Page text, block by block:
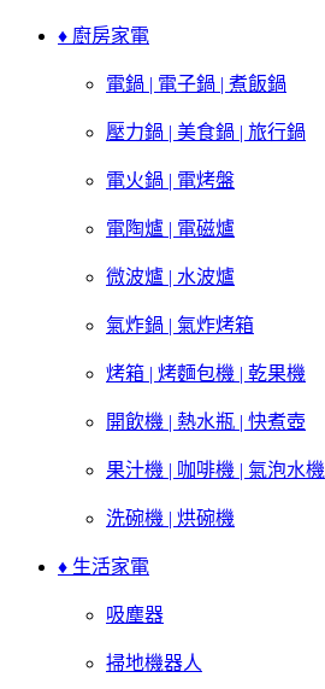
♦ 廚房家電
電鍋 | 電子鍋 | 煮飯鍋
壓力鍋 | 美食鍋 | 旅行鍋
電火鍋 | 電烤盤
電陶爐 | 電磁爐
微波爐 | 水波爐
氣炸鍋 | 氣炸烤箱
烤箱 | 烤麵包機 | 乾果機
開飲機 | 熱水瓶 | 快煮壺
果汁機 | 咖啡機 | 氣泡水機
洗碗機 | 烘碗機
♦ 生活家電
吸塵器
掃地機器人